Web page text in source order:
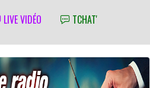
LIVE VIDÉO TCHAT'